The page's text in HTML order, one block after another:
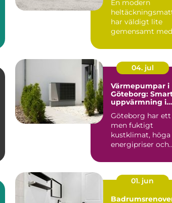
En modern
har väldigt lite
gemensamt
och 80talet. Ida...
04. jul
Värmepumpar i
Göteborg:
uppvärmning i
Göteborg har
men fuktigt
kustklimat, höga
energipriser och
01. jun